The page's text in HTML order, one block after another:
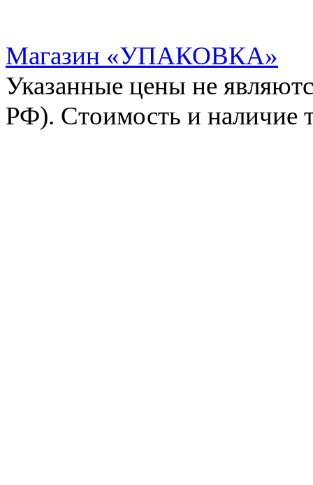
Магазин «УПАКОВКА»
Указанные цены не
РФ). Стоимость и наличие